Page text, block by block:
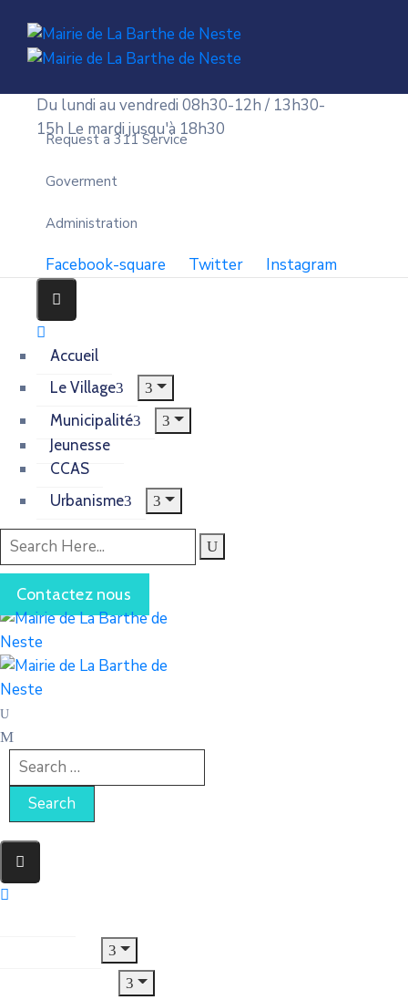
Du lundi au vendredi 08h30-12h / 13h30-
15h Le mardi jusqu'à 18h30
Request a 311 Service
Goverment
Administration
Facebook-square Twitter Instagram
Accueil
Le Village
Municipalité
Jeunesse
CCAS
Urbanisme
Contactez nous